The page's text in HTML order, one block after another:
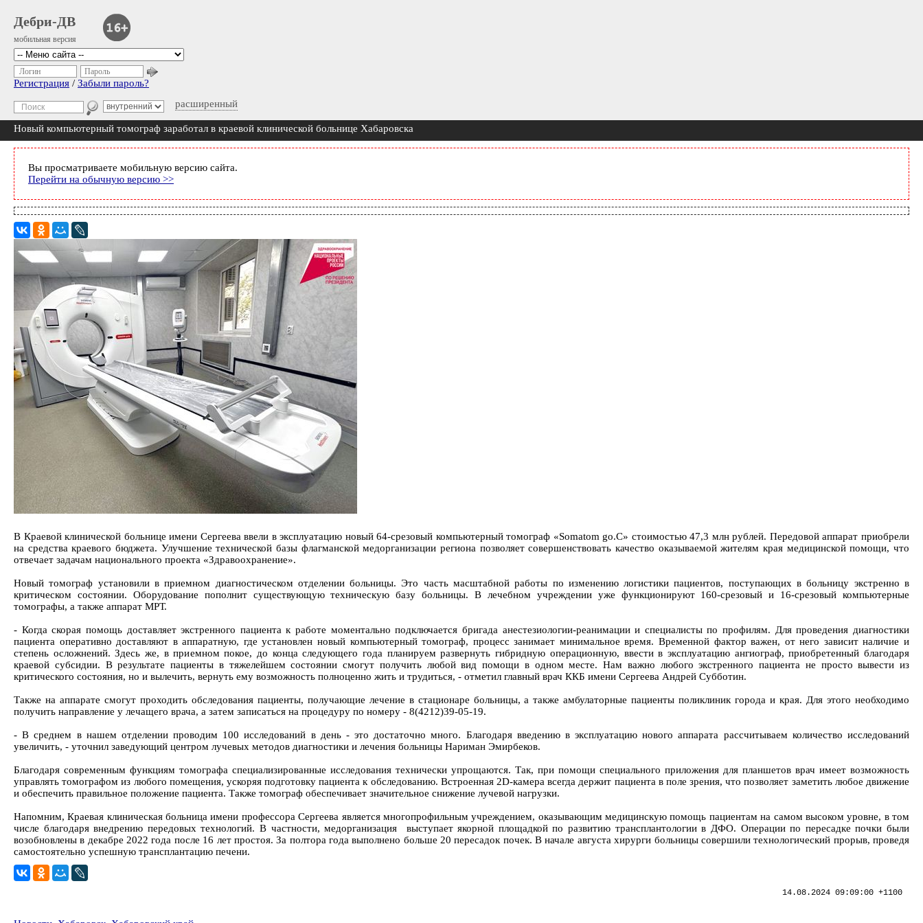
Дебри-ДВ
мобильная версия
расширенный
Логин Пароль
Регистрация / Забыли пароль?
Новый компьютерный томограф заработал в краевой клинической больнице Хабаровска
Вы просматриваете мобильную версию сайта.
Перейти на обычную версию >>
В Краевой клинической больнице имени Сергеева ввели в эксплуатацию новый 64-срезовый компьютерный томограф «Somatom go.С» стоимостью 47,3 млн рублей. Передовой аппарат приобрели
на средства краевого бюджета. Улучшение технической базы флагманской медорганизации региона позволяет совершенствовать качество оказываемой жителям края медицинской помощи, что
отвечает задачам национального проекта «Здравоохранение».
Новый томограф установили в приемном диагностическом отделении больницы. Это часть масштабной работы по изменению логистики пациентов, поступающих в больницу экстренно в
критическом состоянии. Оборудование пополнит существующую техническую базу больницы. В лечебном учреждении уже функционируют 160-срезовый и 16-срезовый компьютерные
томографы, а также аппарат МРТ.
- Когда скорая помощь доставляет экстренного пациента к работе моментально подключается бригада анестезиологии-реанимации и специалисты по профилям. Для проведения диагностики
пациента оперативно доставляют в аппаратную, где установлен новый компьютерный томограф, процесс занимает минимальное время. Временной фактор важен, от него зависит наличие и
степень осложнений. Здесь же, в приемном покое, до конца следующего года планируем развернуть гибридную операционную, ввести в эксплуатацию ангиограф, приобретенный благодаря
краевой субсидии. В результате пациенты в тяжелейшем состоянии смогут получить любой вид помощи в одном месте. Нам важно любого экстренного пациента не просто вывести из
критического состояния, но и вылечить, вернуть ему возможность полноценно жить и трудиться, - отметил главный врач ККБ имени Сергеева Андрей Субботин.
Также на аппарате смогут проходить обследования пациенты, получающие лечение в стационаре больницы, а также амбулаторные пациенты поликлиник города и края. Для этого необходимо
получить направление у лечащего врача, а затем записаться на процедуру по номеру - 8(4212)39-05-19.
- В среднем в нашем отделении проводим 100 исследований в день - это достаточно много. Благодаря введению в эксплуатацию нового аппарата рассчитываем количество исследований
увеличить, - уточнил заведующий центром лучевых методов диагностики и лечения больницы Нариман Эмирбеков.
Благодаря современным функциям томографа специализированные исследования технически упрощаются. Так, при помощи специального приложения для планшетов врач имеет возможность
управлять томографом из любого помещения, ускоряя подготовку пациента к обследованию. Встроенная 2D-камера всегда держит пациента в поле зрения, что позволяет заметить любое движение
и обеспечить правильное положение пациента. Также томограф обеспечивает значительное снижение лучевой нагрузки.
Напомним, Краевая клиническая больница имени профессора Сергеева является многопрофильным учреждением, оказывающим медицинскую помощь пациентам на самом высоком уровне, в том
числе благодаря внедрению передовых технологий. В частности, медорганизация выступает якорной площадкой по развитию трансплантологии в ДФО. Операции по пересадке почки были
возобновлены в декабре 2022 года после 16 лет простоя. За полтора года выполнено больше 20 пересадок почек. В начале августа хирурги больницы совершили технологический прорыв, проведя
самостоятельно успешную трансплантацию печени.
14.08.2024 09:09:00 +1100